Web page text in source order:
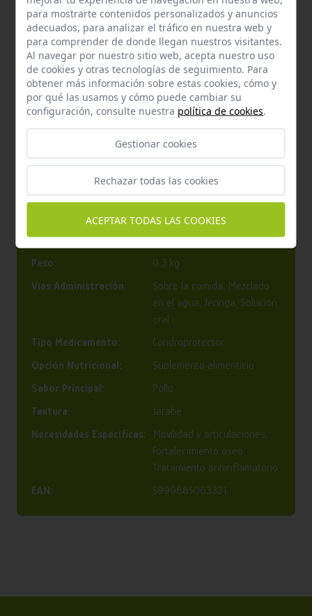
Características
Synomax
Todos los tamaños
Formato:
Envase 275 ml
Peso:
0.3 kg
Vías Administración:
Sobre la comida, Mezclado
en el agua, Jeringa, Solución
oral
Tipo Medicamento:
Condroprotector
Opción Nutricional:
Suplemento alimenticio
Sabor Principal:
Pollo
Textura:
Jarabe
Necesidades Específicas:
Movilidad y articulaciones,
Fortalecimiento óseo,
Tratamiento antiinflamatorio
EAN:
5999885063321
para mostrarte contenidos personalizados y anuncios
adecuados, para analizar el tráfico en nuestra web y
para comprender de donde llegan nuestros visitantes.
Al navegar por nuestro sitio web, acepta nuestro uso
de cookies y otras tecnologías de seguimiento. Para
obtener más información sobre estas cookies, cómo y
por qué las usamos y cómo puede cambiar su
configuración, consulte nuestra política de cookies.
Gestionar cookies
Rechazar todas las cookies
ACEPTAR TODAS LAS COOKIES